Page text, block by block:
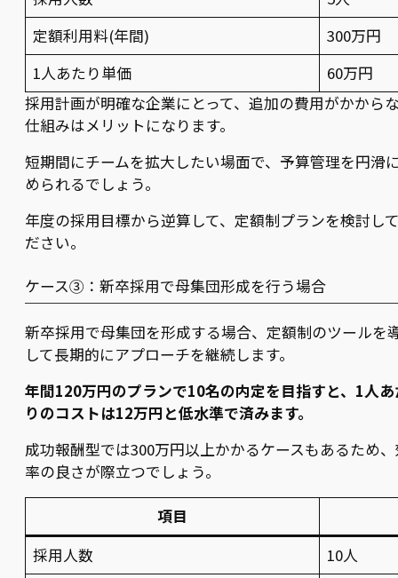
定額利用料(年間)
300万円
1人あたり単価
60万円
採用計画が明確な企業にとって、追加の費用がかから
仕組みはメリットになります。
短期間にチームを拡大したい場面で、予算管理を円滑
められるでしょう。
年度の採用目標から逆算して、定額制プランを検討し
ださい。
ケース③：新卒採用で母集団形成を行う場合
新卒採用で母集団を形成する場合、定額制のツールを
して長期的にアプローチを継続します。
年間120万円のプランで10名の内定を目指すと、1人
りのコストは12万円と低水準で済みます。
成功報酬型では300万円以上かかるケースもあるため
率の良さが際立つでしょう。
項目
採用人数
10人